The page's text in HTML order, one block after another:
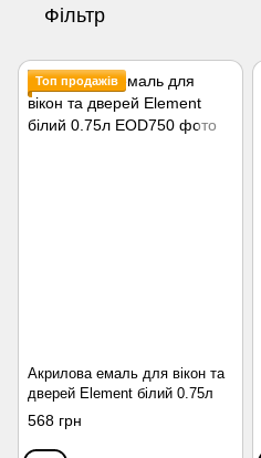
Фільтр
Топ продажів
Акрилова емаль для вікон та
дверей Element білий 0.75л
568 грн